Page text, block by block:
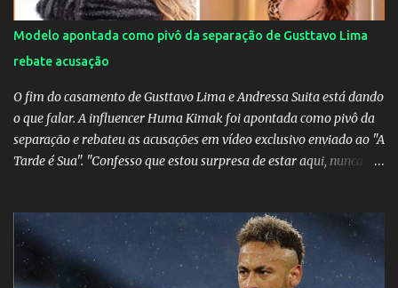
Modelo apontada como pivô da separação de Gusttavo Lima
rebate acusação
O fim do casamento de Gusttavo Lima e Andressa Suita está dando
o que falar. A influencer Huma Kimak foi apontada como pivô da
separação e rebateu as acusações em vídeo exclusivo enviado ao "A
Tarde é Sua". "Confesso que estou surpresa de estar aqui, nunca
nenhum tipo de contato, nem de fã porque sou fã dele", disse
Huma Kimak. A influencer também contou que recebe diversos
ataques na internet desde a época em que foi contratada para